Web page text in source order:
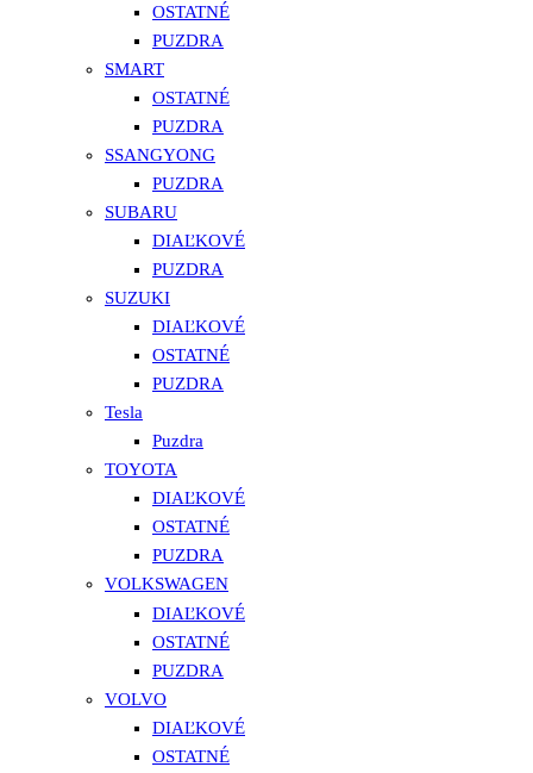
OSTATNÉ
PUZDRA
SMART
OSTATNÉ
PUZDRA
SSANGYONG
PUZDRA
SUBARU
DIAĽKOVÉ
PUZDRA
SUZUKI
DIAĽKOVÉ
OSTATNÉ
PUZDRA
Tesla
Puzdra
TOYOTA
DIAĽKOVÉ
OSTATNÉ
PUZDRA
VOLKSWAGEN
DIAĽKOVÉ
OSTATNÉ
PUZDRA
VOLVO
DIAĽKOVÉ
OSTATNÉ